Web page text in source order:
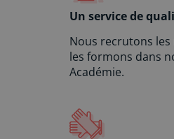
Un service de
Nous recrutons
les formons dans
Académie.